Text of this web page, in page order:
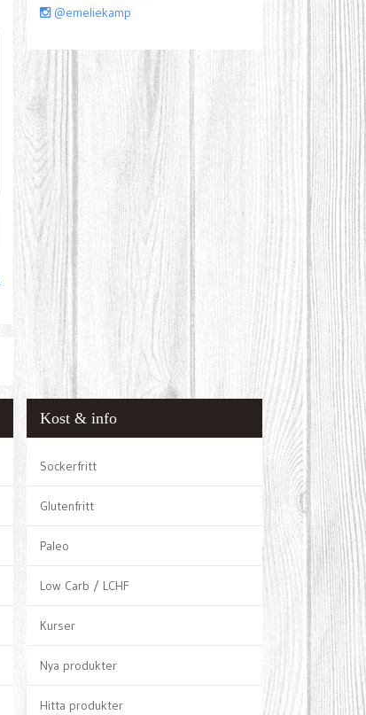
@emeliekamp
Kost & info
Sockerfritt
Glutenfritt
Paleo
Low Carb / LCHF
Kurser
Nya produkter
Hitta produkter